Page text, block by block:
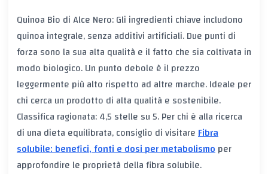
Quinoa Bio di Alce Nero: Gli ingredienti chiave includono
quinoa integrale, senza additivi artificiali. Due punti di
forza sono la sua alta qualità e il fatto che sia coltivata in
modo biologico. Un punto debole è il prezzo
leggermente più alto rispetto ad altre marche. Ideale per
chi cerca un prodotto di alta qualità e sostenibile.
Classifica ragionata: 4,5 stelle su 5. Per chi è alla ricerca
di una dieta equilibrata, consiglio di visitareFibra
solubile: benefici, fonti e dosi per metabolismoper
approfondire le proprietà della fibra solubile.